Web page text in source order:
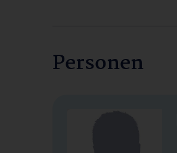
Personen